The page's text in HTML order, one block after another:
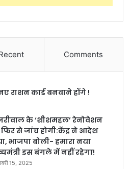
Comments
राशन कार्ड बनवाने होंगे !
के ‘शीशमहल’ रेनोवेशन
से जांच होगी:केंद्र ने आदेश
भाजपा बोली- हमारा नया
इस बंगले में नहीं रहेगा!
15, 2025